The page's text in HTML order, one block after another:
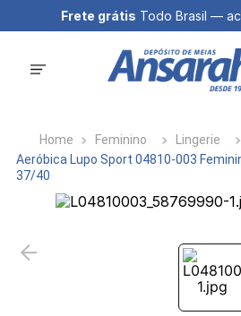
Frete grátis Todo Brasil —
Feminino Lingerie
Aeróbica Lupo Sport 04810-003
37/40